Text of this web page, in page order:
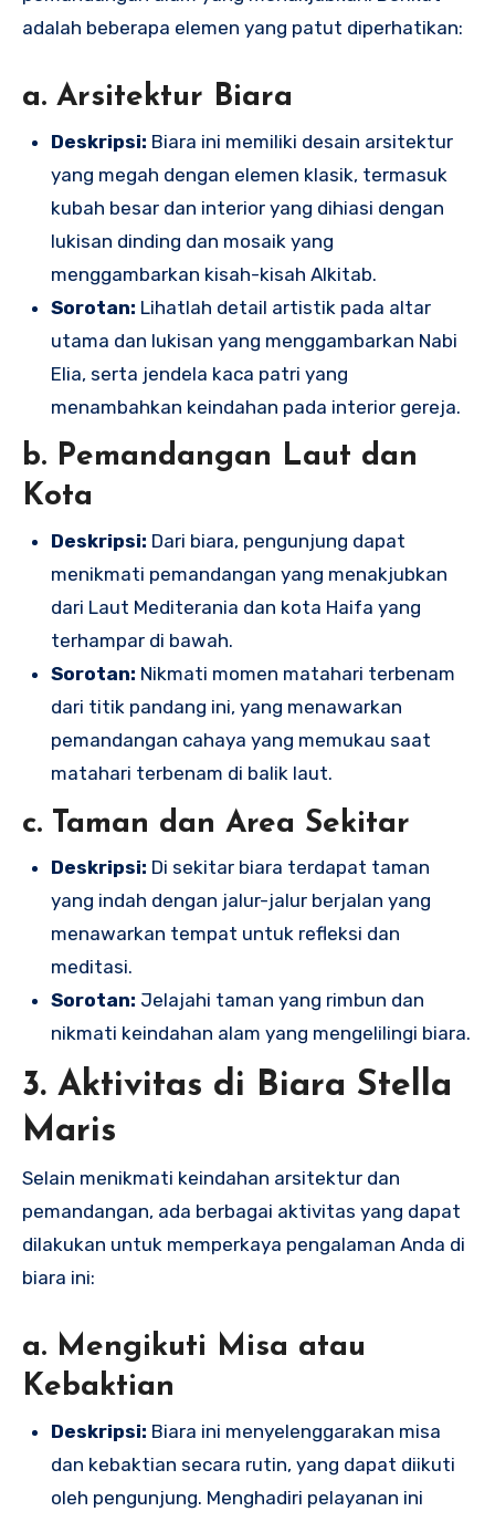
adalah beberapa elemen yang patut diperhatikan:
a. Arsitektur Biara
Deskripsi: Biara ini memiliki desain arsitektur
yang megah dengan elemen klasik, termasuk
kubah besar dan interior yang dihiasi dengan
lukisan dinding dan mosaik yang
menggambarkan kisah-kisah Alkitab.
Sorotan: Lihatlah detail artistik pada altar
utama dan lukisan yang menggambarkan Nabi
Elia, serta jendela kaca patri yang
menambahkan keindahan pada interior gereja.
b. Pemandangan Laut dan
Kota
Deskripsi: Dari biara, pengunjung dapat
menikmati pemandangan yang menakjubkan
dari Laut Mediterania dan kota Haifa yang
terhampar di bawah.
Sorotan: Nikmati momen matahari terbenam
dari titik pandang ini, yang menawarkan
pemandangan cahaya yang memukau saat
matahari terbenam di balik laut.
c. Taman dan Area Sekitar
Deskripsi: Di sekitar biara terdapat taman
yang indah dengan jalur-jalur berjalan yang
menawarkan tempat untuk refleksi dan
meditasi.
Sorotan: Jelajahi taman yang rimbun dan
nikmati keindahan alam yang mengelilingi biara.
3. Aktivitas di Biara Stella
Maris
Selain menikmati keindahan arsitektur dan
pemandangan, ada berbagai aktivitas yang dapat
dilakukan untuk memperkaya pengalaman Anda di
biara ini:
a. Mengikuti Misa atau
Kebaktian
Deskripsi: Biara ini menyelenggarakan misa
dan kebaktian secara rutin, yang dapat diikuti
oleh pengunjung. Menghadiri pelayanan ini